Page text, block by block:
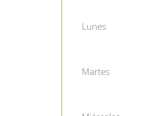
Lunes
Martes